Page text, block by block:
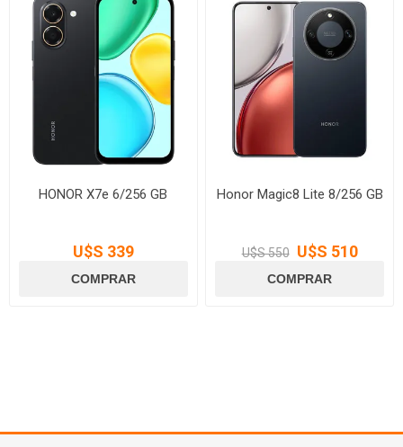
HONOR X7e 6/256 GB
U$S 339
Honor Magic8 Lite 8/256 GB
U$S 550 U$S 510